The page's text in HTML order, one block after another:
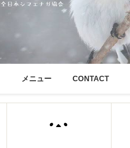
メニュー CONTACT